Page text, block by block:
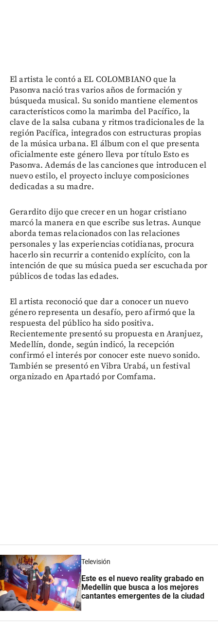
El artista le contó a EL COLOMBIANO que la
Pasonva nació tras varios años de formación y
búsqueda musical. Su sonido mantiene elementos
característicos como la marimba del Pacífico, la
clave de la salsa cubana y ritmos tradicionales de la
región Pacífica, integrados con estructuras propias
de la música urbana. El álbum con el que presenta
oficialmente este género lleva por título Esto es
Pasonva. Además de las canciones que introducen el
nuevo estilo, el proyecto incluye composiciones
dedicadas a su madre.
Gerardito dijo que crecer en un hogar cristiano
marcó la manera en que escribe sus letras. Aunque
aborda temas relacionados con las relaciones
personales y las experiencias cotidianas, procura
hacerlo sin recurrir a contenido explícito, con la
intención de que su música pueda ser escuchada por
públicos de todas las edades.
El artista reconoció que dar a conocer un nuevo
género representa un desafío, pero afirmó que la
respuesta del público ha sido positiva.
Recientemente presentó su propuesta en Aranjuez,
Medellín, donde, según indicó, la recepción
confirmó el interés por conocer este nuevo sonido.
También se presentó en Vibra Urabá, un festival
organizado en Apartadó por Comfama.
Televisión
Este es el nuevo reality grabado en
Medellín que busca a los mejores
cantantes emergentes de la ciudad